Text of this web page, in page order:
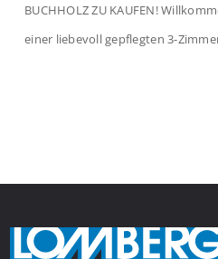
BUCHHOLZ ZU KAUFEN!
einer liebevoll gepflegten 3-